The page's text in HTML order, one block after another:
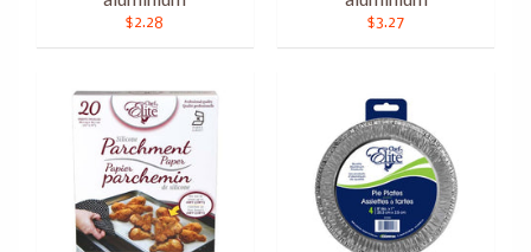
$2.28 $3.27